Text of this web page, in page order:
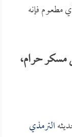
مطعوم فإنه
حرام،
الترمذي